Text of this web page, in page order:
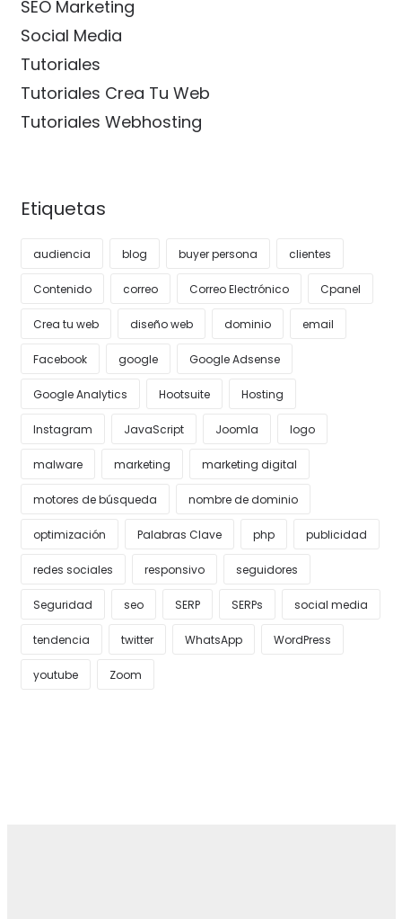
SEO Marketing
Social Media
Tutoriales
Tutoriales Crea Tu Web
Tutoriales Webhosting
Etiquetas
audiencia blog buyer persona clientes
Contenido correo Correo Electrónico Cpanel
Crea tu web diseño web dominio email
Facebook google Google Adsense
Google Analytics Hootsuite Hosting
Instagram JavaScript Joomla logo
malware marketing marketing digital
motores de búsqueda nombre de dominio
optimización Palabras Clave php publicidad
redes sociales responsivo seguidores
Seguridad seo SERP SERPs social media
tendencia twitter WhatsApp WordPress
youtube Zoom